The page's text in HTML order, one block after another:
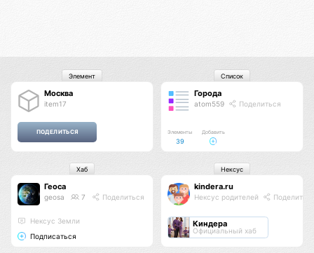
Москва
item17
Элемент
Города
atom559 Поделиться
Элементы
39
Добавить
Список
Геоса
geosa 7 Поделиться
Нексус Земли
Подписаться
Хаб
kindera.ru
Нексус родителей
Киндера
Официальный хаб
Нексус